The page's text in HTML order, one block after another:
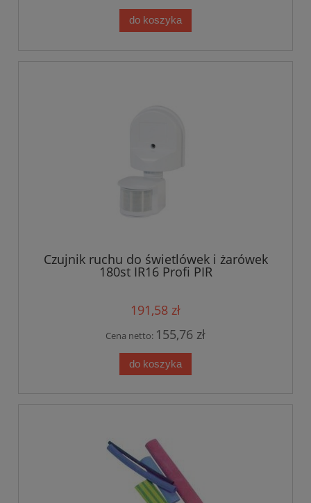
do koszyka
Czujnik ruchu do świetlówek i żarówek
180st IR16 Profi PIR
191,58 zł
Cena netto: 155,76 zł
do koszyka